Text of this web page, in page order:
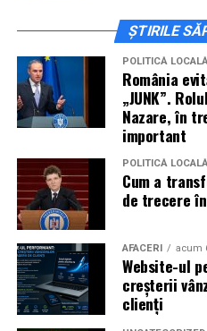
Mall pe 16 februarie de la
ActoriiVlad Gherman,
Ginghină
vin la întâlnirea
Vivo! Pitești pe 17
participa la o discuție după
Paul Decu.
Caravana„În pielea mea”
Shopping City Ploiești, pe
proiecția specială introdusă
alături de actoriiIoana
Azaleea Necula și Gabriel
O comedie actuală și
ȘTIRILE
POLITICĂ LOCALĂ
România
„JUNK”.
Nazare, în
important
POLITICĂ LOCALĂ
Cum a
de trecere
AFACERI acum
Website-ul
creșterii
clienți